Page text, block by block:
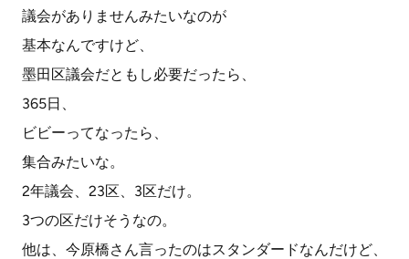
議会がありませんみたいなのが
基本なんですけど、
墨田区議会だともし必要だったら、
365日、
ビビーってなったら、
集合みたいな。
2年議会、23区、3区だけ。
3つの区だけそうなの。
他は、今原橋さん言ったのはスタンダードなんだけど、